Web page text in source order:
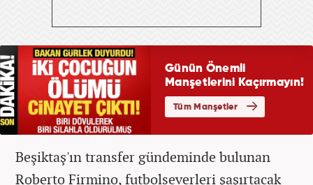
Beşiktaş'ın transfer gündeminde bulunan
Roberto Firmino, futbolseverleri şaşırtacak